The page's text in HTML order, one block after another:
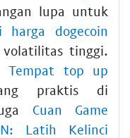
lupa untuk
harga dogecoin
tinggi.
Tempat top up
praktis di
Cuan Game
Latih Kelinci